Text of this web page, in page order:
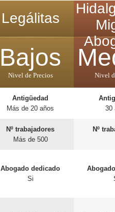
Legálitas
Bajos
Nivel de Precios
Antigüedad
Más de 20 años
Nº trabajadores
Más de 500
Abogado dedicado
Si
Nivel
30
Nº